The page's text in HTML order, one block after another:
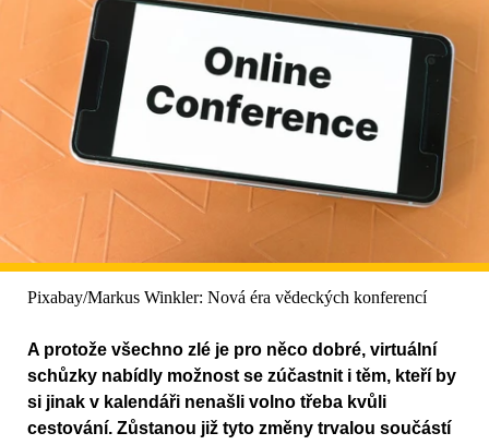
Pixabay/Markus Winkler: Nová éra vědeckých konferencí
A protože všechno zlé je pro něco dobré, virtuální
schůzky nabídly možnost se zúčastnit i těm, kteří by
si jinak v kalendáři nenašli volno třeba kvůli
cestování. Zůstanou již tyto změny trvalou součástí